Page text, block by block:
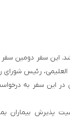
شد. این سفر دومین
رئیس شورای
در این سفر به
پذیرش بیماران